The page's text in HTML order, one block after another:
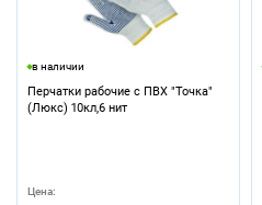
в наличии
Перчатки рабочие с ПВХ "Точка"
(Люкс) 10кл,6 нит
Цена: